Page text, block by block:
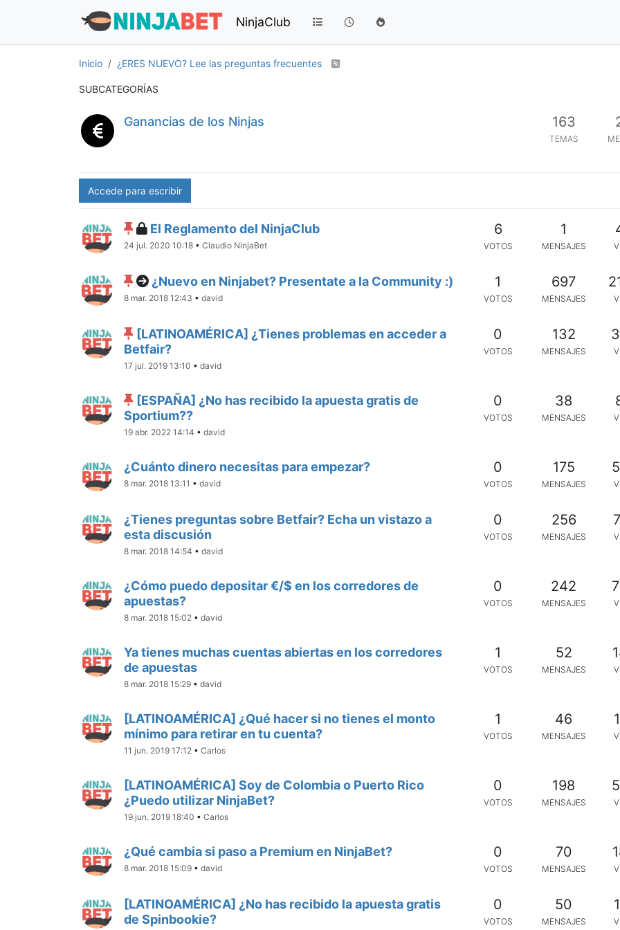
NinjaClub
Inicio ¿ERES NUEVO? Lee las preguntas frecuentes
SUBCATEGORÍAS
Ganancias de los Ninjas 163
TEMAS
Accede para escribir
El Reglamento del NinjaClub
24 jul. 2020 10:18 • Claudio NinjaBet
6
VOTOS
1
MENSAJES
¿Nuevo en Ninjabet? Presentate a la Community :)
8 mar. 2018 12:43 • david
1
VOTOS
697
MENSAJES
[LATINOAMÉRICA] ¿Tienes problemas en acceder a
Betfair?
17 jul. 2019 13:10 • david
0
VOTOS
132
MENSAJES
[ESPAÑA] ¿No has recibido la apuesta gratis de
Sportium??
19 abr. 2022 14:14 • david
0
VOTOS
38
MENSAJES
¿Cuánto dinero necesitas para empezar?
8 mar. 2018 13:11 • david
0
VOTOS
175
MENSAJES
¿Tienes preguntas sobre Betfair? Echa un vistazo a
esta discusión
8 mar. 2018 14:54 • david
0
VOTOS
256
MENSAJES
¿Cómo puedo depositar €/$ en los corredores de
apuestas?
8 mar. 2018 15:02 • david
0
VOTOS
242
MENSAJES
Ya tienes muchas cuentas abiertas en los corredores
de apuestas
8 mar. 2018 15:29 • david
1
VOTOS
52
MENSAJES
[LATINOAMÉRICA] ¿Qué hacer si no tienes el monto
mínimo para retirar en tu cuenta?
11 jun. 2019 17:12 • Carlos
1
VOTOS
46
MENSAJES
[LATINOAMÉRICA] Soy de Colombia o Puerto Rico
¿Puedo utilizar NinjaBet?
19 jun. 2019 18:40 • Carlos
0
VOTOS
198
MENSAJES
¿Qué cambia si paso a Premium en NinjaBet?
8 mar. 2018 15:09 • david
0
VOTOS
70
MENSAJES
[LATINOAMÉRICA] ¿No has recibido la apuesta gratis
de Spinbookie?
0
VOTOS
50
MENSAJES